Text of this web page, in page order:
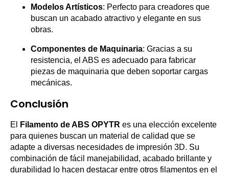
Modelos Artísticos: Perfecto para creadores que
buscan un acabado atractivo y elegante en sus
obras.
Componentes de Maquinaria: Gracias a su
resistencia, el ABS es adecuado para fabricar
piezas de maquinaria que deben soportar cargas
mecánicas.
Conclusión
El Filamento de ABS OPYTR es una elección excelente
para quienes buscan un material de calidad que se
adapte a diversas necesidades de impresión 3D. Su
combinación de fácil manejabilidad, acabado brillante y
durabilidad lo hacen destacar entre otros filamentos en el